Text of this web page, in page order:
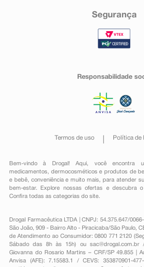
Segurança
Responsabilidade
Termos de uso Política de
Bem-vindo à Drogal! Aqui, você encontra
medicamentos , dermocosméticos e produtos de
e bebê, conveniênciae muito mais, para atender
bem-estar. Explore nossas ofertas e descubra
Confira todas as categorias do site.
Drogal Farmacêutica LTDA | CNPJ: 54.375.647/
São João, 909 - Bairro Alto - Piracicaba/São Paulo,
de Atendimento ao Consumidor: 0800 771 2120
Sábado das 8h às 15h) ou sac@drogal.com.br/
Giovanna do Rosario Martins – CRF/SP 49.855 |
Anvisa (AFE): 7.15583.1 / CEVS: 353870901-